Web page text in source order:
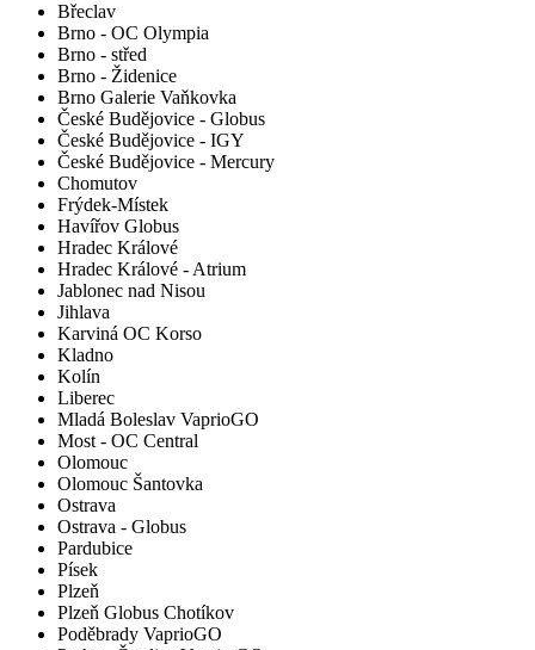
Břeclav
Brno - OC Olympia
Brno - střed
Brno - Židenice
Brno Galerie Vaňkovka
České Budějovice - Globus
České Budějovice - IGY
České Budějovice - Mercury
Chomutov
Frýdek-Místek
Havířov Globus
Hradec Králové
Hradec Králové - Atrium
Jablonec nad Nisou
Jihlava
Karviná OC Korso
Kladno
Kolín
Liberec
Mladá Boleslav VaprioGO
Most - OC Central
Olomouc
Olomouc Šantovka
Ostrava
Ostrava - Globus
Pardubice
Písek
Plzeň
Plzeň Globus Chotíkov
Poděbrady VaprioGO